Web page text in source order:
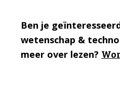
Ben je
wetenschap &
meer over lezen?